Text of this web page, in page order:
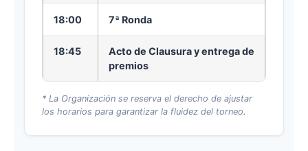
18:00 7ª Ronda
18:45
Acto de Clausura y entrega de
premios
* La Organización se reserva el derecho de ajustar
los horarios para garantizar la fluidez del torneo.